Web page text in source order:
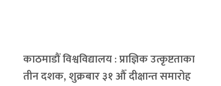
काठमाडौं विश्वविद्यालय : प्राज्ञिक उत्कृष्टताका
तीन दशक, शुक्रबार ३१ औँ दीक्षान्त समारोह